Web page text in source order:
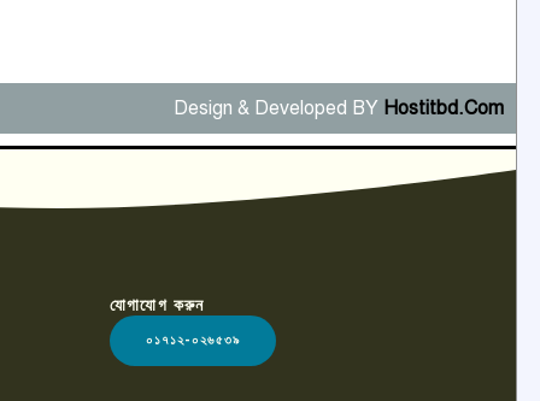
Design & Developed BY Hostitbd.Com
যোগাযোগ করুন
০১৭১২-০২৬৫৩৯